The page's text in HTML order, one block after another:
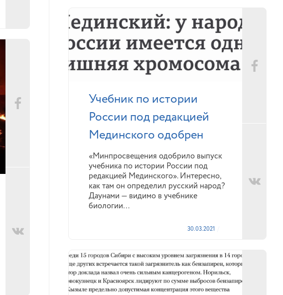
Учебник по истории
России под редакцией
Мединского одобрен
«Минпросвещения одобрило выпуск
учебника по истории России под
редакцией Мединского». Интересно,
как там он определил русский народ?
Даунами — видимо в учебнике
биологии…
30.03.2021